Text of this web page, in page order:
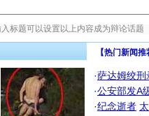
【热门新闻
·萨达姆绞刑
·公安部发A
·纪念逝者